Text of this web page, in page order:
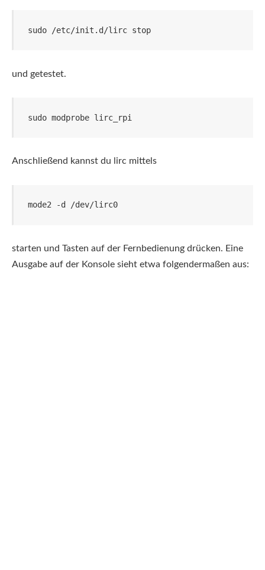
sudo /etc/init.d/lirc stop
und getestet.
sudo modprobe lirc_rpi
Anschließend kannst du lirc mittels
mode2 -d /dev/lirc0
starten und Tasten auf der Fernbedienung drücken. Eine
Ausgabe auf der Konsole sieht etwa folgendermaßen aus: